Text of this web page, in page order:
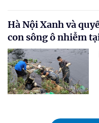
Hà Nội Xanh và
con sông ô nhiễm